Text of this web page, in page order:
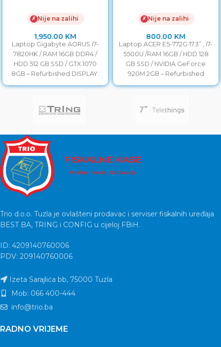
GTX 1070 8GB
✗ Nije na zalihi
1,950.00 KM
Laptop Gigabyte AORUS i7-
7820HK / RAM 16GB DDR4 /
HDD 512 GB SSD / GTX 1070
8GB – Refurbished DISPLAY:
NVIDIA GeForce 920M
2GB
✗ Nije na zalihi
800.00 KM
Laptop ACER E5-772G 17.3” , i7-
5500U /RAM 16GB / HDD 128
GB SSD / NVIDIA GeForce
920M 2GB – Refurbished
Trio d.o.o. Tuzla je ovlašteni prodavac i serviser fiskalnih uređaja
BEST BA, TRING i CONFIG u cijeloj FBiH.
ID: 4209140760006
PDV: 209140760006
Izeta Sarajlića bb, 75000 Tuzla
Mob: 066 400-444
info@trio.ba
RADNO VRIJEME